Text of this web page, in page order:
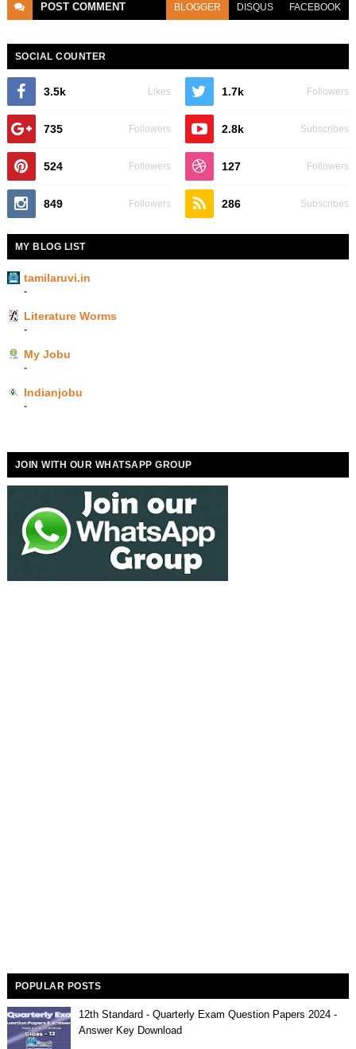
POST COMMENT BLOGGER DISQUS FACEBOOK
SOCIAL COUNTER
3.5k Likes 1.7k Followers
735 Followers 2.8k Subscribes
524 Followers 127 Followers
849 Followers 286 Subscribes
MY BLOG LIST
tamilaruvi.in
-
Literature Worms
-
My Jobu
-
Indianjobu
-
JOIN WITH OUR WHATSAPP GROUP
POPULAR POSTS
12th Standard - Quarterly Exam Question Papers 2024 -
Answer Key Download